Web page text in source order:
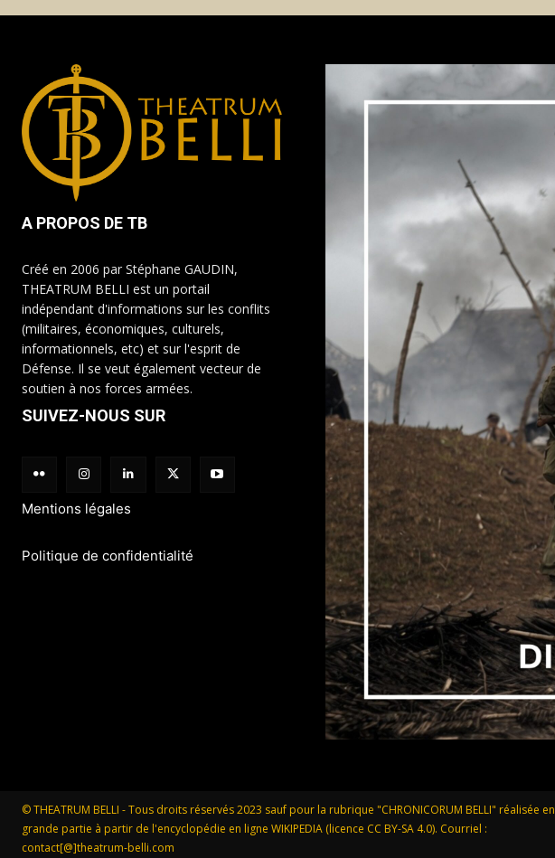
A PROPOS DE TB
Créé en 2006 par Stéphane GAUDIN,
THEATRUM BELLI est un portail
indépendant d'informations sur les conflits
(militaires, économiques, culturels,
informationnels, etc) et sur l'esprit de
Défense. Il se veut également vecteur de
soutien à nos forces armées.
SUIVEZ-NOUS SUR
Mentions légales
Politique de confidentialité
© THEATRUM BELLI - Tous droits réservés 2023 sauf pour la rubrique "CHRONICORUM BELLI" réalisée en
grande partie à partir de l'encyclopédie en ligne WIKIPEDIA (licence CC BY-SA 4.0). Courriel :
contact[@]theatrum-belli.com